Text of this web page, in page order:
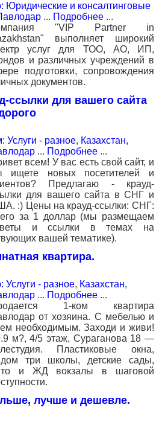
Юридические и консалтинговые
... Подробнее ...
"VIP Partner in
выполняет широкий
услуг для ТОО, АО, ИП,
и различных учреждений в
подготовки, сопровождения
документов.
ссылки для вашего сайта
- разное, Казахстан,
... Подробнее ...
всем! У вас есть свой сайт, и
ищете новых посетителей и
Предлагаю - крауд-
для вашего сайта в СНГ и
:) Цены на крауд-ссылки: СНГ:
за 1 доллар (мы размещаем
и ссылки в темах на
вашей тематике).
квартира.
- разное, Казахстан,
... Подробнее ...
1-ком квартира
от хозяина. С мебелью и
необходимым. Заходи и живи!
м?, 4/5 этаж, Сураганова 18 —
Пластиковые окна,
три школы, детские сады,
и ЖД вокзалы в шаговой
лучше и дешевле.